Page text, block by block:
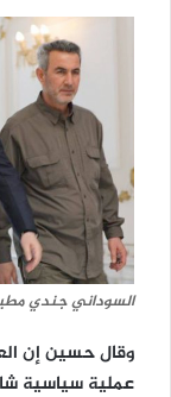
السوداني جندي
وقال حسين إن
عملية سياسية